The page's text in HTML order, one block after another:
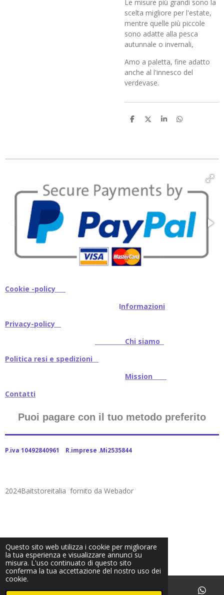
Questo sito web utilizza i cookie per migliorare
la tua esperienza e visualizzare annunci su
misura. L'uso continuato di questo sito
conferma la tua accettazione del nostro uso dei
cookie.
Le misure più grandi sono la
scelta migliore per l'estate,
mentre quelle più piccole
sono adatte alla pesca
autunnale o invernali,
Amo a paletta, fine adatto
anche al l'innesco del
verdevase.
C
v
C
v
C
v
C
v
Cookie -policy
Informazioni
Privacy-policy
Chi siamo
Politica resi e spedizioni
Mission
Contatti
Puoi pagare con il tuo metodo preferito
P.iva 10492840961 R.imprese .Mi2535844
2024Baitstoreitalia fornito da Webador